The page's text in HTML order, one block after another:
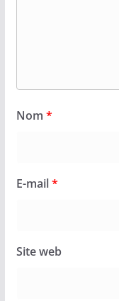
Nom *
E-mail*
Site web